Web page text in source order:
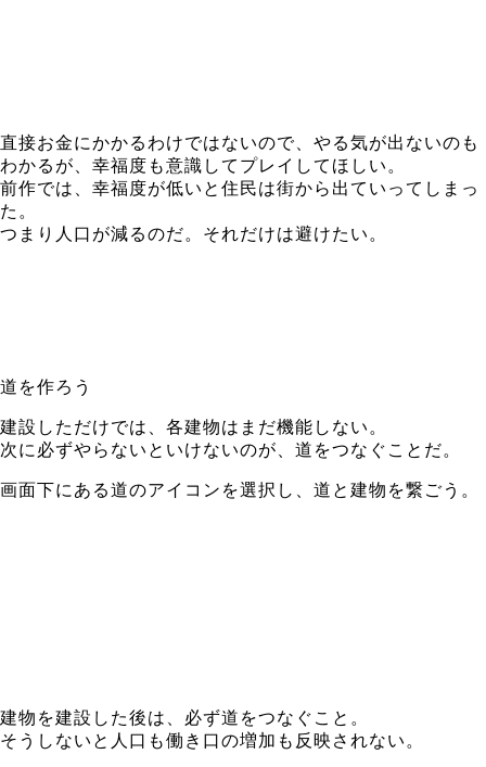
直接お金にかかるわけではないので、やる気が出ないのも
わかるが、幸福度も意識してプレイしてほしい。
前作では、幸福度が低いと住民は街から出ていってしまっ
た。
つまり人口が減るのだ。それだけは避けたい。
道を作ろう
建設しただけでは、各建物はまだ機能しない。
次に必ずやらないといけないのが、道をつなぐことだ。
画面下にある道のアイコンを選択し、道と建物を繋ごう。
建物を建設した後は、必ず道をつなぐこと。
そうしないと人口も働き口の増加も反映されない。